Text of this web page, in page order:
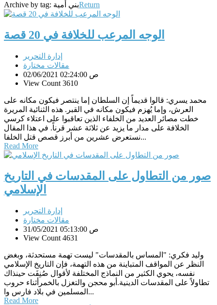
Archive by tag: بني أميةReturn
الوجه المرعب للخلافة في 20 قصة
إدارة التحرير
مقالات مختارة
02/06/2021 02:24:00 ص
View Count 3610
محمد يسري: قالوا قديماً إن السلطان إما ينتصر فيكون مكانه على
العرش، وإما يُهزم فيكون مكانه في القبر. هذه الثنائية المريرة
خطت مصائر العديد من الخلفاء الذين تعاقبوا على اعتلاء كرسي
الخلافة على مدار ما يزيد عن ثلاثة عشر قرناً. في هذا المقال
نستعرض عشرين من أبرز قصص قتل الخلفا...
Read More
صور من التطاول على المقدسات في التاريخ
الإسلامي
إدارة التحرير
مقالات مختارة
31/05/2021 05:13:00 ص
View Count 4631
وليد فكري: "المساس بالمقدسات" ليست تهمة مستحدثة، وبغض
النظر عن المواقف المتباينة من هذه التهمة، فإن التاريخ الإسلامي
نفسه، يحوي الكثير من النماذج المختلفة لأقوال صُنِفَت حينذاك
تطاولاً على المقدسات الدينية.أبو محجن والتغزل بالخمرأثناء حروب
المسلمين في بلاد فارس وا...
Read More